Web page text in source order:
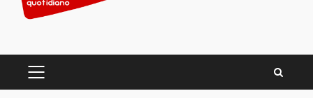
PRIMARY